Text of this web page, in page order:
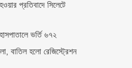
প্রতিবাদে সিলেটে
ভর্তি ৬৭২
বাতিল হলো রেজিস্ট্রেশন